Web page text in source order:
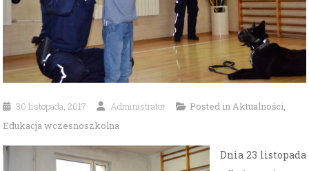
30 listopada, 2017 Administrator Posted inAktualności,
Edukacja wczesnoszkolna
Dnia 23 listopada